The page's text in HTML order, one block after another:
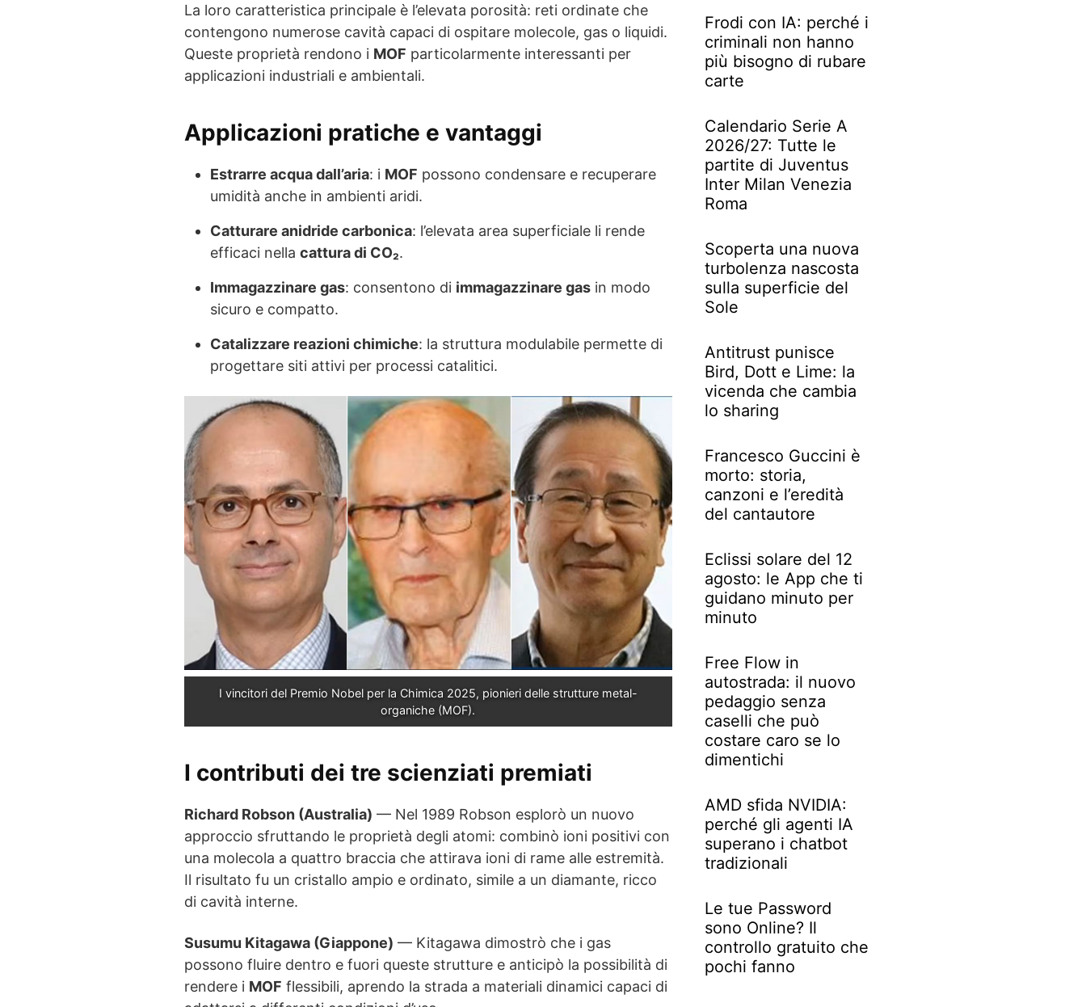
La loro caratteristica principale è l’elevata porosità: reti ordinate che
contengono numerose cavità capaci di ospitare molecole, gas o liquidi.
Queste proprietà rendono i MOF particolarmente interessanti per
applicazioni industriali e ambientali.
Applicazioni pratiche e vantaggi
Estrarre acqua dall’aria: i MOF possono condensare e recuperare
umidità anche in ambienti aridi.
Catturare anidride carbonica: l’elevata area superficiale li rende
efficaci nella cattura di CO₂.
Immagazzinare gas: consentono di immagazzinare gas in modo
sicuro e compatto.
Catalizzare reazioni chimiche: la struttura modulabile permette di
progettare siti attivi per processi catalitici.
I vincitori del Premio Nobel per la Chimica 2025, pionieri delle strutture metal-
organiche (MOF).
I contributi dei tre scienziati premiati
Richard Robson (Australia) — Nel 1989 Robson esplorò un nuovo
approccio sfruttando le proprietà degli atomi: combinò ioni positivi con
una molecola a quattro braccia che attirava ioni di rame alle estremità.
Il risultato fu un cristallo ampio e ordinato, simile a un diamante, ricco
di cavità interne.
Susumu Kitagawa (Giappone) — Kitagawa dimostrò che i gas
possono fluire dentro e fuori queste strutture e anticipò la possibilità di
rendere i MOF flessibili, aprendo la strada a materiali dinamici capaci di
Frodi con IA: perché i
criminali non hanno
più bisogno di rubare
carte
Calendario Serie A
2026/27: Tutte le
partite di Juventus
Inter Milan Venezia
Roma
Scoperta una nuova
turbolenza nascosta
sulla superficie del
Sole
Antitrust punisce
Bird, Dott e Lime: la
vicenda che cambia
lo sharing
Francesco Guccini è
morto: storia,
canzoni e l’eredità
del cantautore
Eclissi solare del 12
agosto: le App che ti
guidano minuto per
minuto
Free Flow in
autostrada: il nuovo
pedaggio senza
caselli che può
costare caro se lo
dimentichi
AMD sfida NVIDIA:
perché gli agenti IA
superano i chatbot
tradizionali
Le tue Password
sono Online? Il
controllo gratuito che
pochi fanno